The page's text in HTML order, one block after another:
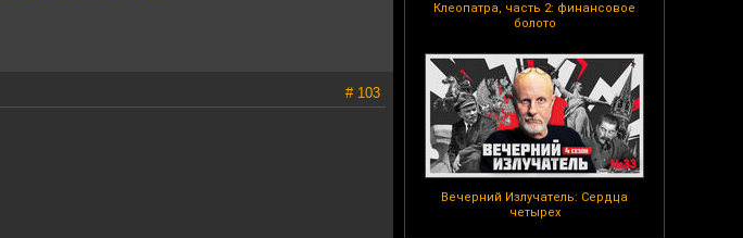
Клеопатра, часть 2: финансовое
болото
Вечерний Излучатель: Сердца
четырех
# 103